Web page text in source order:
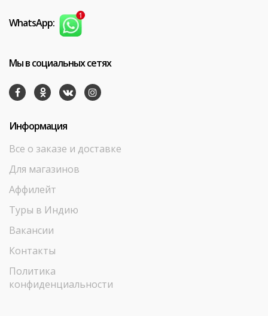
WhatsApp:
Мы в социальных сетях
Информация
Все о заказе и доставке
Для магазинов
Аффилейт
Туры в Индию
Вакансии
Контакты
Политика
конфиденциальности